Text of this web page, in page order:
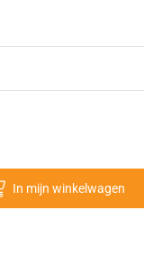
In mijn winkelwagen